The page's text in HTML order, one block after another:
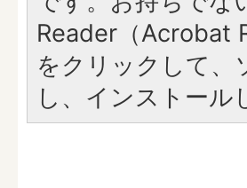
Reader（Acrobat
をクリックして、
し、インストール